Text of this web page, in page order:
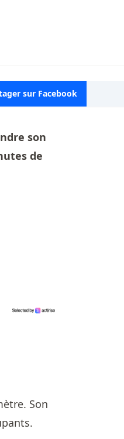
sur Facebook
son
de
Son